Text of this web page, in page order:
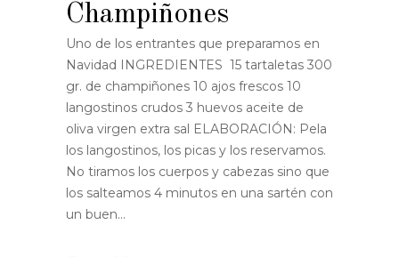
Champiñones
Uno de los entrantes que preparamos en
Navidad INGREDIENTES 15 tartaletas 300
gr. de champiñones 10 ajos frescos 10
langostinos crudos 3 huevos aceite de
oliva virgen extra sal ELABORACIÓN: Pela
los langostinos, los picas y los reservamos.
No tiramos los cuerpos y cabezas sino que
los salteamos 4 minutos en una sartén con
un buen...